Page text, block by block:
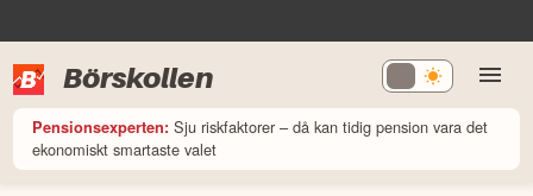
Börskollen
Pensionsexperten: Sju riskfaktorer – då kan tidig pension vara det
ekonomiskt smartaste valet